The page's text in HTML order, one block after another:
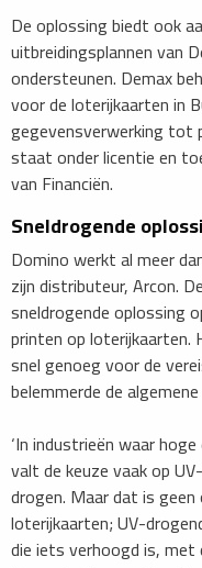
De oplossing biedt ook
uitbreidingsplannen van
ondersteunen. Demax
voor de loterijkaarten in
gegevensverwerking tot
staat onder licentie en
van Financiën.
Sneldrogende
Domino werkt al meer
zijn distributeur, Arcon.
sneldrogende oplossing
printen op loterijkaarten.
snel genoeg voor de
belemmerde de
‘In industrieën waar
valt de keuze vaak op
drogen. Maar dat is
loterijkaarten; UV-
die iets verhoogd is, met